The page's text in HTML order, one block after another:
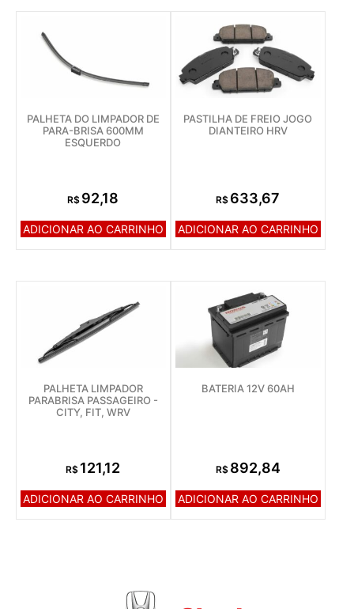
PALHETA DO LIMPADOR DE
PARA-BRISA 600MM
ESQUERDO
R$ 92,18
ADICIONAR AO CARRINHO
PASTILHA DE FREIO JOGO
DIANTEIRO HRV
R$ 633,67
ADICIONAR AO CARRINHO
PALHETA LIMPADOR
PARABRISA PASSAGEIRO -
CITY, FIT, WRV
R$ 121,12
ADICIONAR AO CARRINHO
BATERIA 12V 60AH
R$ 892,84
ADICIONAR AO CARRINHO